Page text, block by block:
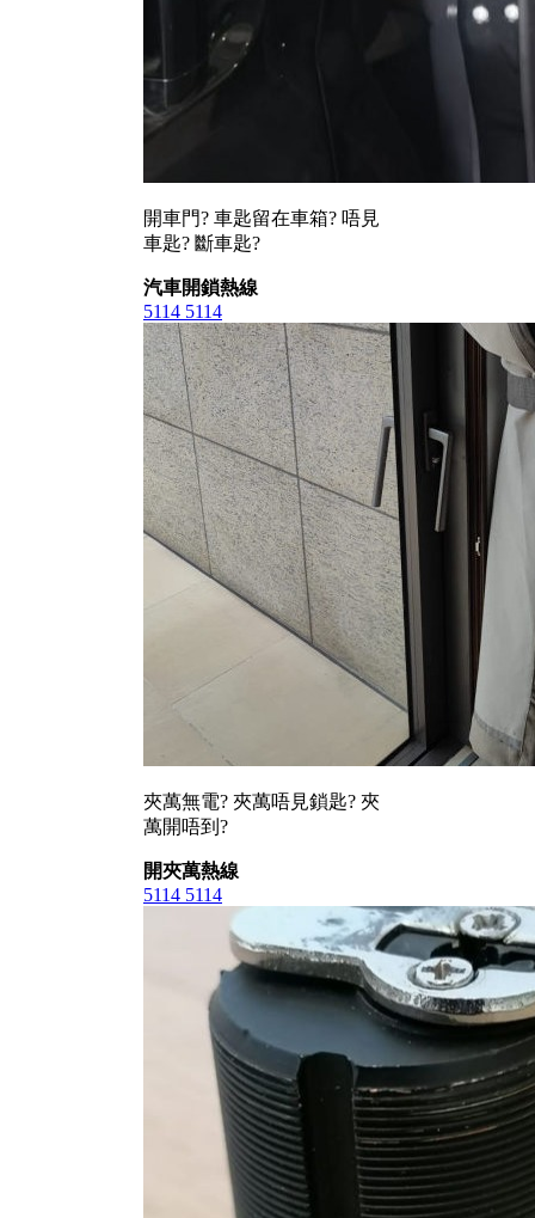
開車門? 車匙留在車箱? 唔見
車匙? 斷車匙?
汽車開鎖熱線
5114 5114
夾萬無電? 夾萬唔見鎖匙? 夾
萬開唔到?
開夾萬熱線
5114 5114